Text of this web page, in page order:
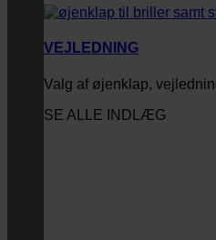
VEJLEDNING
Valg af øjenklap,
SE ALLE INDLÆG